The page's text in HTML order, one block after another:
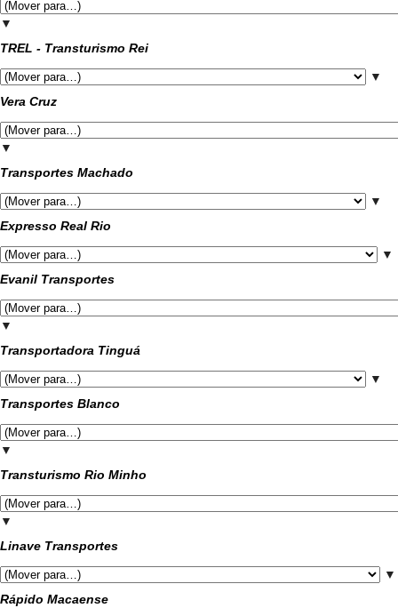
▼
TREL - Transturismo Rei
▼
Vera Cruz
▼
Transportes Machado
▼
Expresso Real Rio
▼
Evanil Transportes
▼
Transportadora Tinguá
▼
Transportes Blanco
▼
Transturismo Rio Minho
▼
Linave Transportes
▼
Rápido Macaense